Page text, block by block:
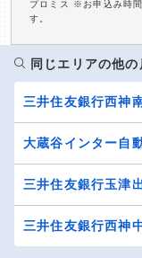
プロミス ※お申込み時
す。
同じエリアの他
三井住友銀行西神
大蔵谷インター自
三井住友銀行玉津
三井住友銀行西神